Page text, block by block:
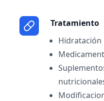
Tratamiento
Hidratación